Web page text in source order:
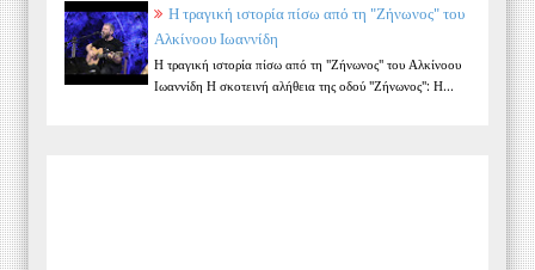
Η τραγική ιστορία πίσω από τη "Ζήνωνος" του
Αλκίνοου Ιωαννίδη
Η τραγική ιστορία πίσω από τη "Ζήνωνος" του Αλκίνοου
Ιωαννίδη Η σκοτεινή αλήθεια της οδού "Ζήνωνος": Η...